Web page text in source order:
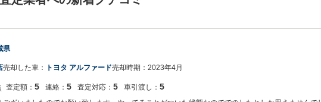
県
売却した車： トヨタ アルファード売却時期： 2023年4月
査定額： 5 連絡： 5 査定対応： 5 車引渡し： 5